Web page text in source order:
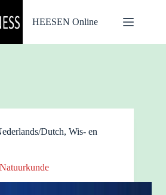
HEESEN Online
Dutch, Wis- en